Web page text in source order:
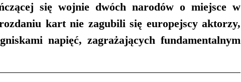
się wojnie dwóch narodów o miejsce w
kart nie zagubili się europejscy aktorzy,
napięć, zagrażających fundamentalnym